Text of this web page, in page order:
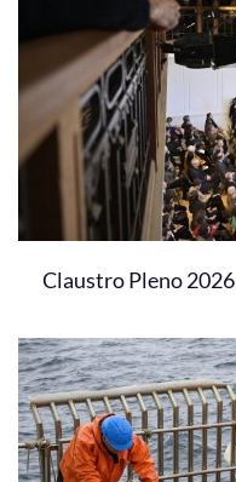
Claustro Pleno 2026